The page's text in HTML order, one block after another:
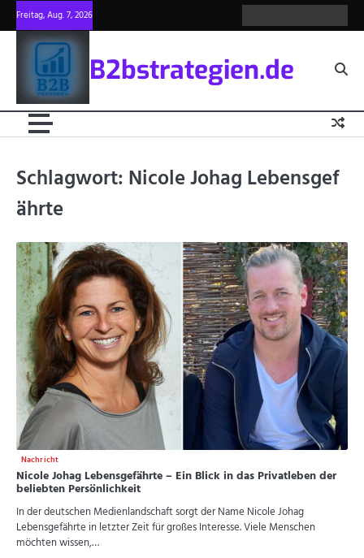
Skip
to
content
Freitag, Aug. 7, 2026
us
policy
for us
B2bstrategien.de
Schlagwort:Nicole Johag Lebensgef
ährte
Nachricht
Nicole Johag Lebensgefährte – Ein Blick in das Privatleben der
beliebten Persönlichkeit
In der deutschen Medienlandschaft sorgt der Name Nicole Johag
Lebensgefährte in letzter Zeit für großes Interesse. Viele Menschen
möchten wissen,…